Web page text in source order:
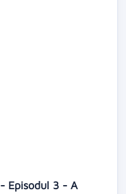
Episodul 3 - A